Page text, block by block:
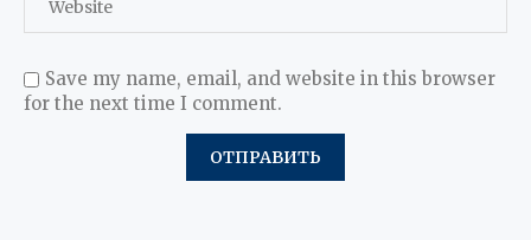
Save my name, email, and website in this browser
for the next time I comment.